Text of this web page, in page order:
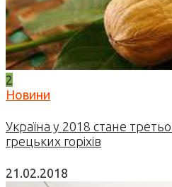
2
Новини
Україна у 2018 стане
грецьких горіхів
21.02.2018